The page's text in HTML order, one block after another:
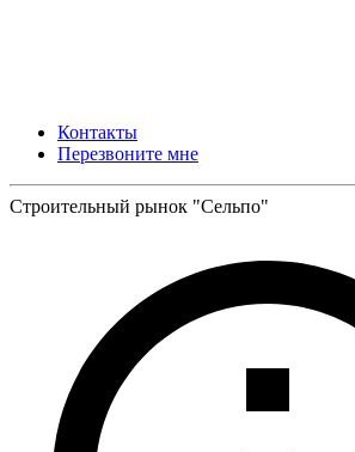
Контакты
Перезвоните мне
Строительный рынок "Сельпо"